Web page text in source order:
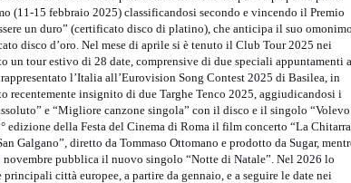
(11-15 febbraio 2025) classificandosi secondo e vincendo il Premio
un duro” (certificato disco di platino), che anticipa il suo omonimo
disco d’oro. Nel mese di aprile si è tenuto il Club Tour 2025 nei
tour estivo di 28 date, comprensive di due speciali appuntamenti a
l’Italia all’Eurovision Song Contest 2025 di Basilea, in
recentemente insignito di due Targhe Tenco 2025, aggiudicandosi i
e “Migliore canzone singola” con il disco e il singolo “Volevo
edizione della Festa del Cinema di Roma il film concerto “La Chitarra
Galgano”, diretto da Tommaso Ottomano e prodotto da Sugar,
pubblica il nuovo singolo “Notte di Natale”. Nel 2026 lo
città europee, a partire da gennaio, e a seguire le date nei